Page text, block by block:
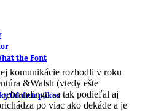
the Font
Od detepákov
komunikácie rozhodli v roku
&Walsh (vtedy ešte
sa tak podieľal aj
po viac ako dekáde a je